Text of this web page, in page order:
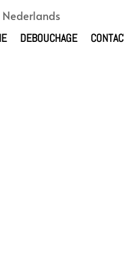
Nederlands
DEBOUCHAGE